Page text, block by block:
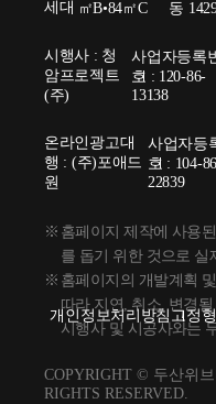
세대 ㎡B•84㎡C
동
시행사 : 청
암프로젝트
(주)
사업자등록
호 : 120-86-
13138
온라인광고대
행 : (주)포애드
원
사업자등
호 : 104-
22839
홈페이지 제작에 사용
를 돕기 위한 것으로 실
홈페이지의 개발계획
따라 지연, 취소, 변경
시행사 및 시공사와는
COPYRIGHT © 두산위
RIGHTS RESERVED.
개인정보처리방침 고정